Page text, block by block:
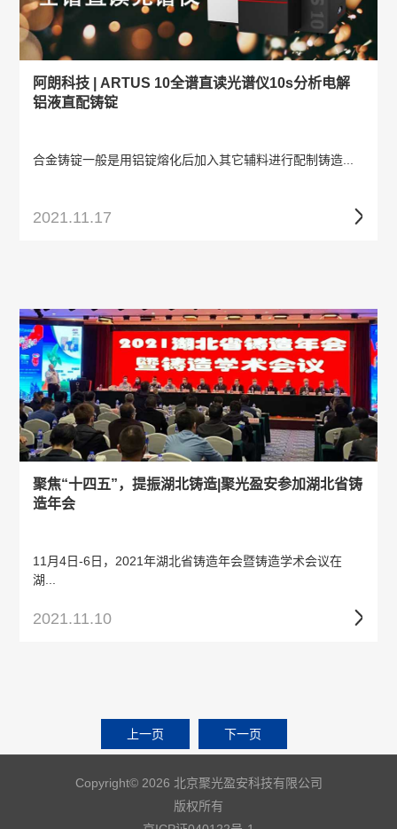
阿朗科技 | ARTUS 10全谱直读光谱仪10s分析电解
铝液直配铸锭
合金铸锭一般是用铝锭熔化后加入其它辅料进行配制铸造...
2021.11.17
聚焦“十四五”，提振湖北铸造|聚光盈安参加湖北省铸
造年会
11月4日-6日，2021年湖北省铸造年会暨铸造学术会议在
湖...
2021.11.10
上一页 下一页
Copyright© 2026 北京聚光盈安科技有限公司
版权所有